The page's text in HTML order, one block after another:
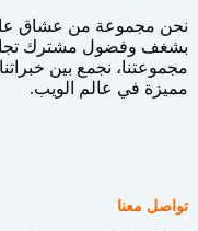
نحن مجموعة من عشاق
بشغف وفضول مشترك
مجموعتنا، نجمع بين
مميزة في عالم الويب.
تواصل معنا